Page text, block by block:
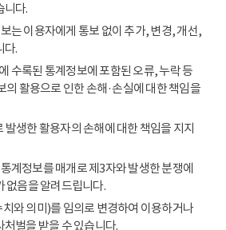
니다.
는 이용자에게 통보 없이 추가, 변경, 개선,
다.
수록된 통계정보에 포함된 오류, 누락 등
의 활용으로 인한 손해·손실에 대한 책임을
발생한 활용자의 손해에 대한 책임을 지지
계정보를 매개로 제3자와 발생한 분쟁에
없음을 알려드립니다.
와 의미)를 임의로 변경하여 이용하거나
벌을 받을 수 있습니다.